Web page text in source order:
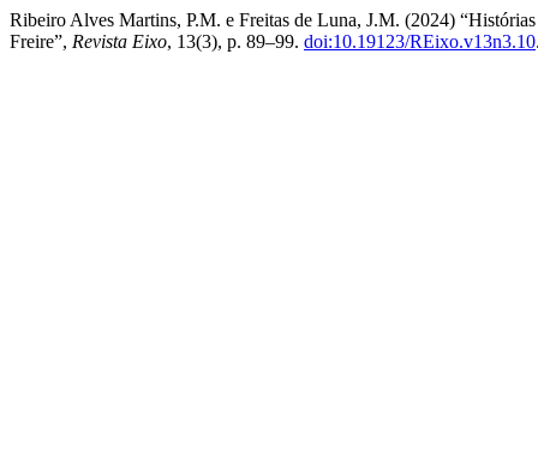
Ribeiro Alves Martins, P.M. e Freitas de Luna, J.M. (2024)
Freire”, Revista Eixo, 13(3), p. 89–99. doi:10.19123/REixo.v13n3.10